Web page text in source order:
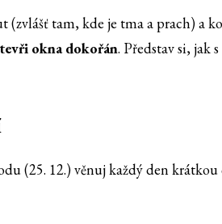
tam, kde je tma a prach) a
okna dokořán. Představ si, jak
(25. 12.) věnuj každý den